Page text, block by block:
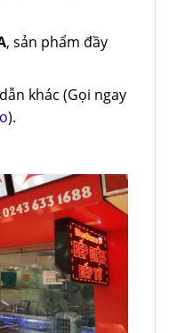
, sản phẩm đầy
khác (Gọi ngay
).